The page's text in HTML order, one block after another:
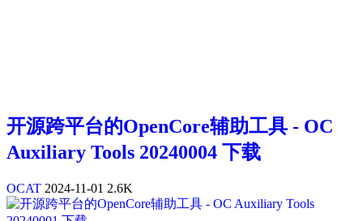
开源跨平台的OpenCore辅助工具 - OC
Auxiliary Tools 20240004 下载
OCAT 2024-11-01 2.6K